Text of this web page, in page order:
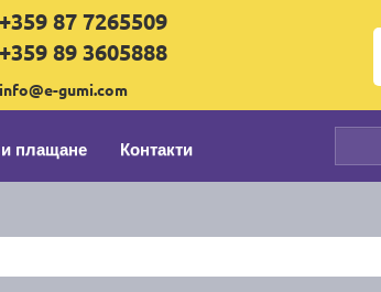
+359 87 7265509
+359 89 3605888
info@e-gumi.com
плащане Контакти